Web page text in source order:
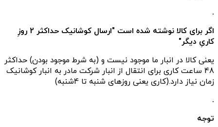
.
اگر برای کالا نوشته شده است "ارسال کوشانیک حداکثر 2 روزِ
کاریِ دیگر"
یعنی کالا در انبار ما موجود نیست و (به شرط موجود بودن) حداکثر
48 ساعت کاری برای انتقال از انبار شرکت مادر به انبار کوشانیک
زمان نیاز دارد.(کاری یعنی روزهای شنبه تا 4شنبه)
.
توجه